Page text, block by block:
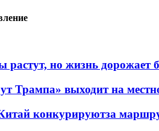
растут, но жизнь дорожает
Трампа» выходит на
конкурируютза